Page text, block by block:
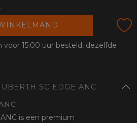
15:00 uur besteld, dezelfde
SC EDGE ANC
is een premium